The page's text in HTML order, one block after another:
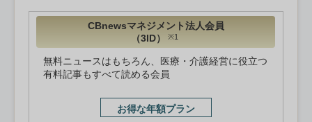
CBnewsマネジメント法人会員
（3ID）
※1
無料ニュースはもちろん、医療・介護経営に役立つ
有料記事もすべて読める会員
お得な年額プラン